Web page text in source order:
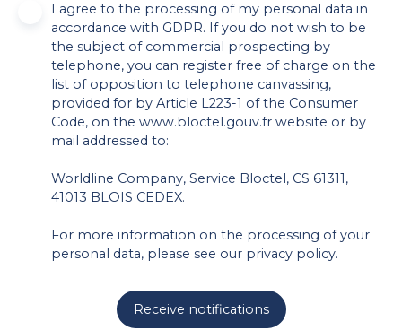
I agree to the processing of my personal data in
accordance with GDPR. If you do not wish to be
the subject of commercial prospecting by
telephone, you can register free of charge on the
list of opposition to telephone canvassing,
provided for by Article L223-1 of the Consumer
Code, on the www.bloctel.gouv.fr website or by
mail addressed to:
Worldline Company, Service Bloctel, CS 61311,
41013 BLOIS CEDEX.
For more information on the processing of your
personal data, please see our privacy policy.
Receive notifications